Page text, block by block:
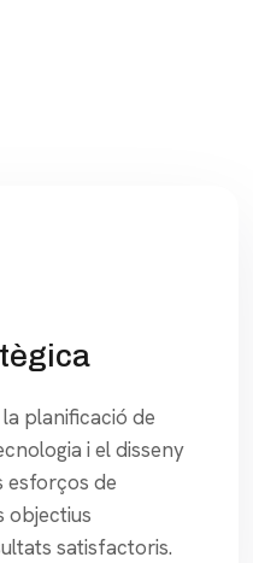
planificació de
i el disseny
esforços de
objectius
satisfactoris.